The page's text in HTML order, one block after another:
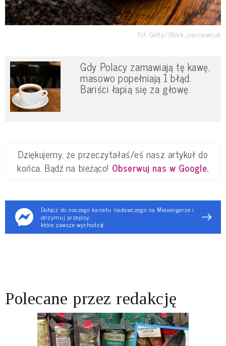
Fot. Getty/iStock, joannawnuk
Gdy Polacy zamawiają tę kawę,
masowo popełniają 1 błąd.
Bariści łapią się za głowę
Dziękujemy, że przeczytałaś/eś nasz artykuł do
końca. Bądź na bieżąco! Obserwuj nas w Google.
Dołącz do naszego kanału nadawczego na Messengerze i
otrzymuj przepisy,
które zawsze wychodzą!
Polecane przez redakcję